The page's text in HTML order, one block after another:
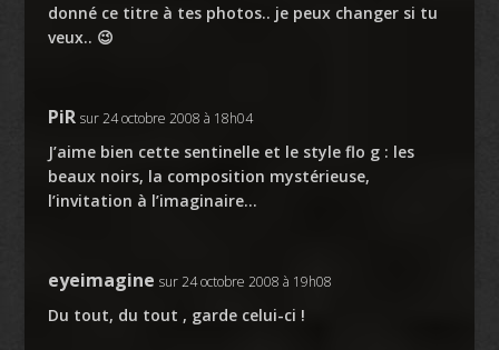
donné ce titre à tes photos.. je peux changer si tu
veux.. 😉
PiR sur 24 octobre 2008 à 18h04
J’aime bien cette sentinelle et le style flo g : les
beaux noirs, la composition mystérieuse,
l’invitation à l’imaginaire…
eyeimagine sur 24 octobre 2008 à 19h08
Du tout, du tout , garde celui-ci !